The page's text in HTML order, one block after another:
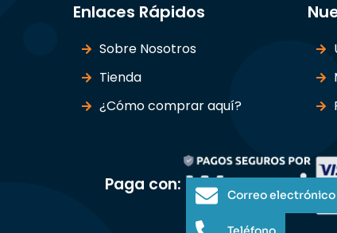
Enlaces Rápidos
Sobre Nosotros
Tienda
¿Cómo comprar aquí?
Paga con:
Correo electrónico